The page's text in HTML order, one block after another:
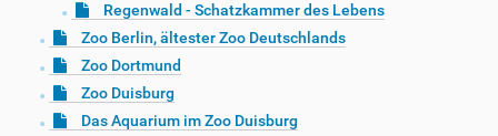
Regenwald - Schatzkammer des Lebens
Zoo Berlin, ältester Zoo Deutschlands
Zoo Dortmund
Zoo Duisburg
Das Aquarium im Zoo Duisburg